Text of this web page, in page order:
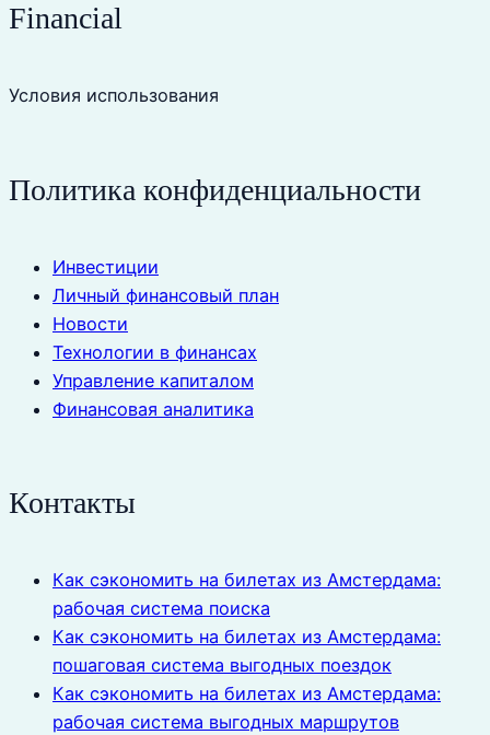
Financial
Условия использования
Политика конфиденциальности
Инвестиции
Личный финансовый план
Новости
Технологии в финансах
Управление капиталом
Финансовая аналитика
Контакты
Как сэкономить на билетах из Амстердама:
рабочая система поиска
Как сэкономить на билетах из Амстердама:
пошаговая система выгодных поездок
Как сэкономить на билетах из Амстердама:
рабочая система выгодных маршрутов